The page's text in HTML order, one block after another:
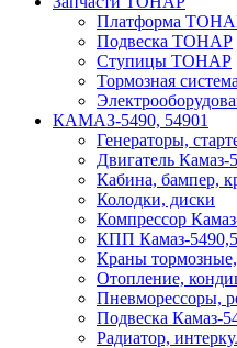
Платформа
Подвеска ТОНАР
Ступицы ТОНАР
Тормозная
КАМАЗ-5490, 54901
Генераторы,
Двигатель Камаз-
Кабина, бампер,
Колодки, диски
Компрессор
КПП Камаз-
Краны
Отопление,
Пневморессоры,
Подвеска Камаз-
Радиатор,